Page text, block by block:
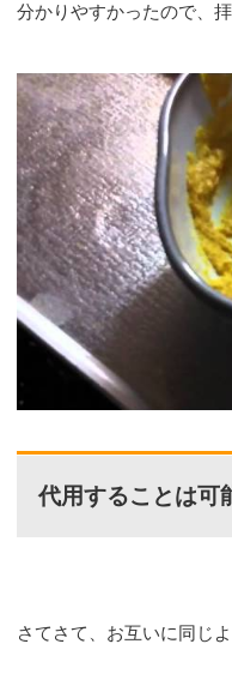
分かりやすかったので、
代用することは可
さてさて、お互いに同じ